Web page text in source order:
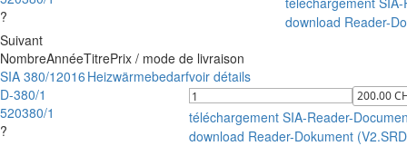
?
download Reader-
Suivant
NombreAnnéeTitrePrix / mode de livraison
SIA 380/1
D-380/1
520380/1
?
2016 Heizwärmebedarfvoir détails
téléchargement SIA-Reader-
download Reader-Dokument